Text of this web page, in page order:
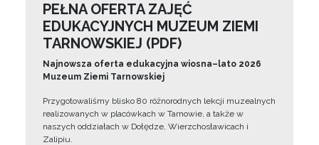
PEŁNA OFERTA ZAJĘĆ
EDUKACYJNYCH MUZEUM ZIEMI
TARNOWSKIEJ (PDF)
Najnowsza oferta edukacyjna wiosna–lato 2026
Muzeum Ziemi Tarnowskiej
Przygotowaliśmy blisko 80 różnorodnych lekcji muzealnych
realizowanych w placówkach w Tarnowie, a także w
naszych oddziałach w Dołędze, Wierzchosławicach i
Zalipiu.